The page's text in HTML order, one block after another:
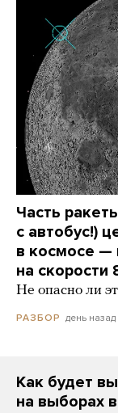
Часть
с автобус!)
в космосе —
на скорости
Не опасно ли
РАЗБОР день назад
Как будет
на выборах